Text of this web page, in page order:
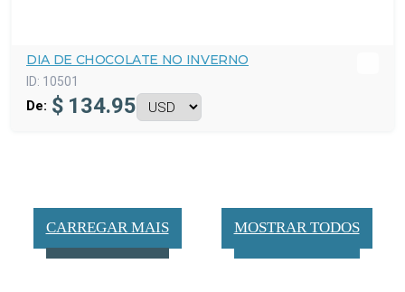
DIA DE CHOCOLATE NO INVERNO
ID: 10501
De: $ 134.95
CARREGAR MAIS MOSTRAR TODOS